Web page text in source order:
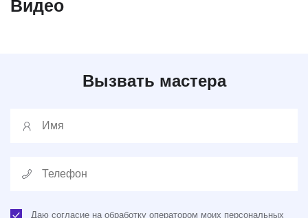
Видео
Вызвать мастера
Даю согласие на обработку оператором моих персональных